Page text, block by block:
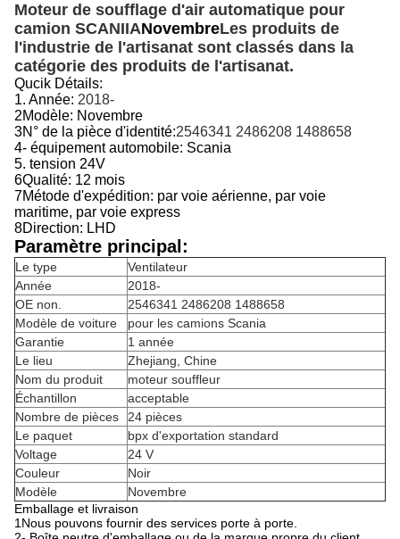
Moteur de soufflage d'air automatique pour
camion SCANIIANovembreLes produits de
l'industrie de l'artisanat sont classés dans la
catégorie des produits de l'artisanat.
Qucik Détails:
1. Année: 2018-
2Modèle: Novembre
3N° de la pièce d'identité:2546341 2486208 1488658
4- équipement automobile: Scania
5. tension 24V
6Qualité: 12 mois
7Métode d'expédition: par voie aérienne, par voie
maritime, par voie express
8Direction: LHD
Paramètre principal:
Le type
Ventilateur
Année
2018-
OE non.
2546341 2486208 1488658
Modèle de voiture
pour les camions Scania
Garantie
1 année
Le lieu
Zhejiang, Chine
Nom du produit
moteur souffleur
Échantillon
acceptable
Nombre de pièces
24 pièces
Le paquet
bpx d'exportation standard
Voltage
24 V
Couleur
Noir
Modèle
Novembre
Emballage et livraison
1Nous pouvons fournir des services porte à porte.